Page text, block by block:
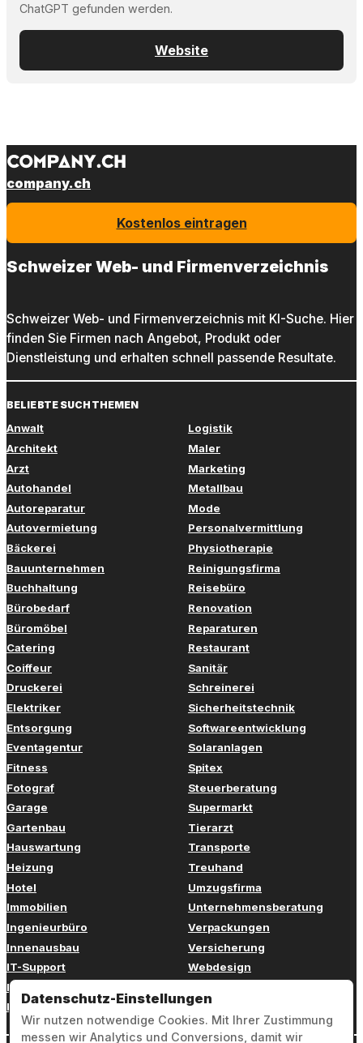
ChatGPT gefunden werden.
Website
company.ch
Kostenlos eintragen
Schweizer Web- und Firmenverzeichnis
Schweizer Web- und Firmenverzeichnis mit KI-Suche. Hier
finden Sie Firmen nach Angebot, Produkt oder
Dienstleistung und erhalten schnell passende Resultate.
BELIEBTE SUCHTHEMEN
Anwalt
Architekt
Arzt
Autohandel
Autoreparatur
Autovermietung
Bäckerei
Bauunternehmen
Buchhaltung
Bürobedarf
Büromöbel
Catering
Coiffeur
Druckerei
Elektriker
Entsorgung
Eventagentur
Fitness
Fotograf
Garage
Gartenbau
Hauswartung
Heizung
Hotel
Immobilien
Ingenieurbüro
Innenausbau
IT-Support
Kinderbetreuung
Kosmetik
Logistik
Maler
Marketing
Metallbau
Mode
Personalvermittlung
Physiotherapie
Reinigungsfirma
Reisebüro
Renovation
Reparaturen
Restaurant
Sanitär
Schreinerei
Sicherheitstechnik
Softwareentwicklung
Solaranlagen
Spitex
Steuerberatung
Supermarkt
Tierarzt
Transporte
Treuhand
Umzugsfirma
Unternehmensberatung
Verpackungen
Versicherung
Webdesign
Zahnarzt
Datenschutz-Einstellungen
Wir nutzen notwendige Cookies. Mit Ihrer Zustimmung
messen wir Analytics und Conversions, damit wir